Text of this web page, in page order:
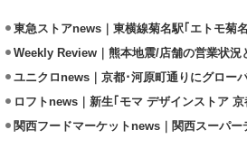
東急ストアnews｜東横線菊名駅｢エトモ菊
Weekly Review｜熊本地震/店舗の営業状況
ユニクロnews｜京都･河原町通りにグロー
ロフトnews｜新生｢モマ デザインストア
関西フードマーケットnews｜関西スーパ